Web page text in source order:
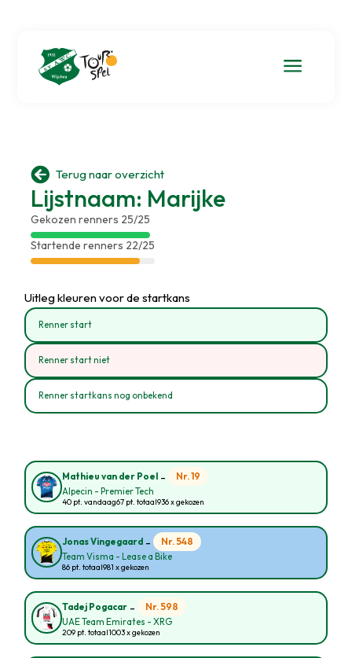
a
 Terug naar overzicht
Lijstnaam: Marijke
Gekozen renners 25/25
Startende renners 22/25
Uitleg kleuren voor de startkans
Renner start
Renner start niet
Renner startkans nog onbekend
Mathieu van der Poel - Nr. 19
Alpecin - Premier Tech
40 pt. vandaag67 pt. totaal936 x gekozen
Jonas Vingegaard - Nr. 548
Team Visma - Lease a Bike
86 pt. totaal981 x gekozen
Tadej Pogacar - Nr. 598
UAE Team Emirates - XRG
209 pt. totaal1003 x gekozen